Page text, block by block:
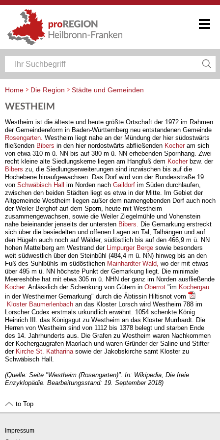
Home Die Region Städte und Gemeinden
WESTHEIM
Westheim ist die älteste und heute größte Ortschaft der 1972 im Rahmen
der Gemeindereform in Baden-Württemberg neu entstandenen Gemeinde
Rosengarten. Westheim liegt nahe an der Mündung der hier südostwärts
fließenden Bibers in den hier nordostwärts abfließenden Kocheram sich
von etwa 310 m ü. NN bis auf 380 m ü. NN erhebenden Spornhang. Zwei
recht kleine alte Siedlungskerne liegen am Hangfuß dem Kocherbzw. der
Bibers zu, die Siedlungserweiterungen sind inzwischen bis auf die
Hochebene hinaufgewachsen. Das Dorf wird von der Bundesstraße 19
von Schwäbisch Hall im Norden nach Gaildorf im Süden durchlaufen,
zwischen den beiden Städten liegt es etwa in der Mitte. Im Gebiet der
Altgemeinde Westheim liegen außer dem namengebenden Dorf auch noch
der Weiler Berghof auf dem Sporn, heute mit Westheim
zusammengewachsen, sowie die Weiler Ziegelmühle und Vohenstein
nahe beieinander jenseits der untersten Bibers. Die Gemarkung erstreckt
sich über die besiedelten und offenen Lagen an Tal, Talhängen und auf
den Hügeln auch noch auf Wälder, südöstlich bis auf den 466,9 m ü. NN
hohen Mattelberg am Westrand der Limpurger Berge sowie besonders
weit südwestlich über den Steinbühl (484,4 m ü. NN) hinweg bis an den
Fuß des Suhlbühls im südöstlichen Mainhardter Wald, wo der mit etwas
über 495 m ü. NN höchste Punkt der Gemarkung liegt. Die minimale
Meereshöhe hat mit etwa 305 m ü. NHN der ganz im Norden ausfließende
Kocher. Anlässlich der Schenkung von Gütern in Oberrot "im Kochergau
in der Westheimer Gemarkung" durch die Äbtissin Hiltisnot vom
Kloster Baumerlenbach an das Kloster Lorsch wird Westheim 788 im
Lorscher Codex erstmals urkundlich erwähnt. 1054 schenkte König
Heinrich III. das Königsgut zu Westheim an das Kloster Murrhardt. Die
Herren von Westheim sind von 1112 bis 1378 belegt und starben Ende
des 14. Jahrhunderts aus. Die Grafen zu Westheim waren Nachkommen
der Kochergaugrafen Maorlach und waren Gründer der Saline und Stifter
der Kirche St. Katharinasowie der Jakobskirche samt Kloster zu
Schwäbisch Hall.
(Quelle: Seite "Westheim (Rosengarten)". In: Wikipedia, Die freie
Enzyklopädie. Bearbeitungsstand: 19. September 2018)
to Top
Impressum